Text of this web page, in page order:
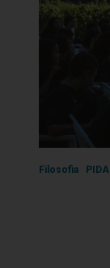
Filosofia PIDA